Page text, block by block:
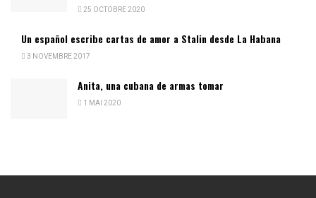
25 OCTOBRE 2020
Un español escribe cartas de amor a Stalin desde La Habana
3 NOVEMBRE 2017
Anita, una cubana de armas tomar
1 MAI 2020